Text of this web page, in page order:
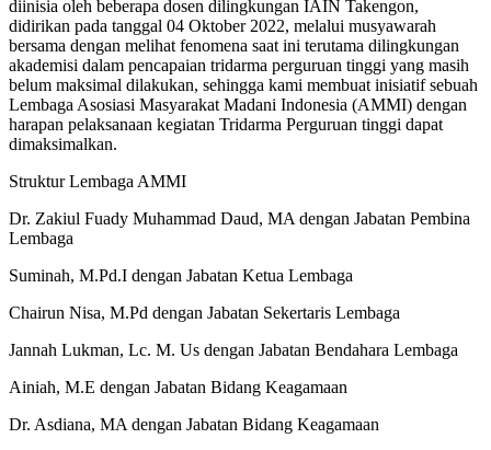
diinisia oleh beberapa dosen dilingkungan IAIN Takengon,
didirikan pada tanggal 04 Oktober 2022, melalui musyawarah
bersama dengan melihat fenomena saat ini terutama dilingkungan
akademisi dalam pencapaian tridarma perguruan tinggi yang masih
belum maksimal dilakukan, sehingga kami membuat inisiatif sebuah
Lembaga Asosiasi Masyarakat Madani Indonesia (AMMI) dengan
harapan pelaksanaan kegiatan Tridarma Perguruan tinggi dapat
dimaksimalkan.
Struktur Lembaga AMMI
Dr. Zakiul Fuady Muhammad Daud, MA dengan Jabatan Pembina
Lembaga
Suminah, M.Pd.I dengan Jabatan Ketua Lembaga
Chairun Nisa, M.Pd dengan Jabatan Sekertaris Lembaga
Jannah Lukman, Lc. M. Us dengan Jabatan Bendahara Lembaga
Ainiah, M.E dengan Jabatan Bidang Keagamaan
Dr. Asdiana, MA dengan Jabatan Bidang Keagamaan